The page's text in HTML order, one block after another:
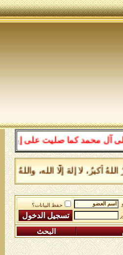
كما صليت على إبراهيم
أكبرُ، لا إلهَ إلَّا الله،
حفظ البيانات؟
البحث